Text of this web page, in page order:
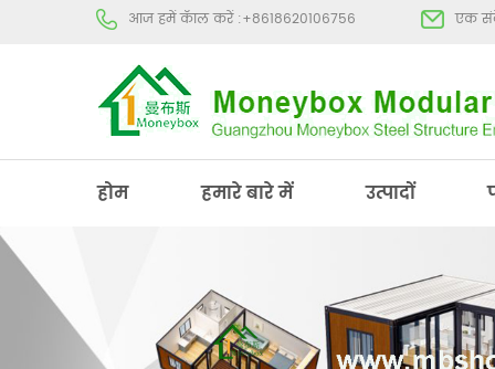
आज हमें कॅाल करें :+8618620106756 एक
होम हमारे बारे में उत्पादों